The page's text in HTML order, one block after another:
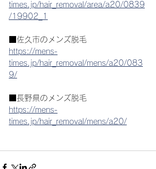
times.jp/hair_removal/area/a20/0839
/19902_1
■佐久市のメンズ脱毛
https://mens-
times.jp/hair_removal/mens/a20/083
9/
■長野県のメンズ脱毛
https://mens-
times.jp/hair_removal/mens/a20/